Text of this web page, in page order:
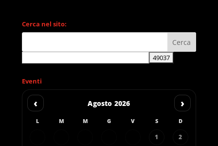
Cerca nel sito:
Eventi
‹ Agosto 2026 ›
L M M G V S D
1 2